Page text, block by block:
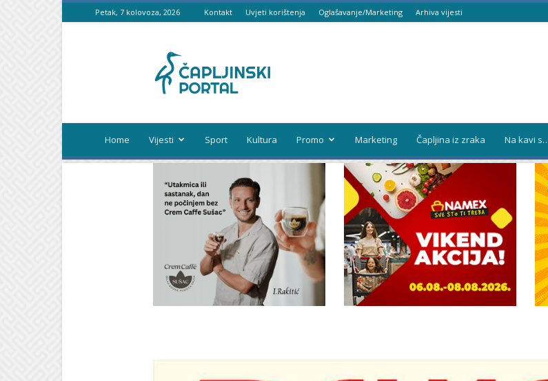
Petak, 7 kolovoza, 2026 Kontakt Uvjeti korištenja Oglašavanje/Marketing Arhiva vijesti
portal
Home Vijesti Sport Kultura Promo Marketing Čapljina iz zraka Na kavi